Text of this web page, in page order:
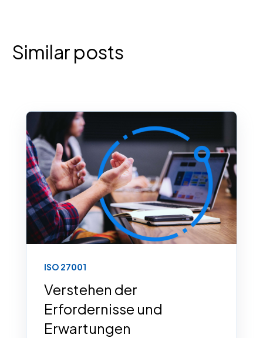
Similar posts
ISO 27001
Verstehen der
Erfordernisse und
Erwartungen